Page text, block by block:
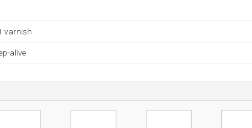
varnish
alive